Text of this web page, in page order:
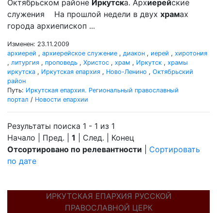
Октябрьском районе Иркутска. Архиерейские
служения На прошлой недели в двух храмах
города архиепископ ...
Изменен: 23.11.2009
архиерей , архиерейское служение , диакон , иерей , хиротония
, литургия , проповедь , Христос , храм , Иркутск , храмы
иркутска , Иркутская епархия , Ново-Ленино , Октябрьский
район
Путь: Иркутская епархия. Региональный православный
портал / Новости епархии
Результаты поиска 1 - 1 из 1
Начало | Пред. | 1 | След. | Конец
Отсортировано по релевантности
Сортировать
по дате
ИРКУТСКАЯ ЕПАРХИЯ РУССКОЙ
ПРАВОСЛАВНОЙ ЦЕРК